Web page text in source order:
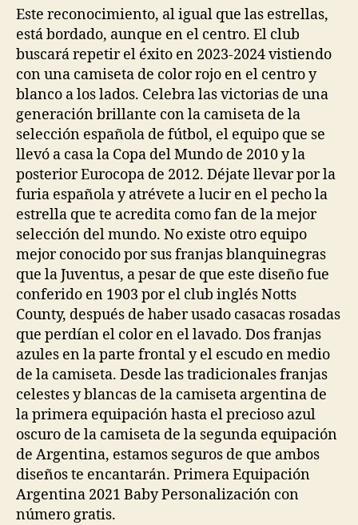
entrada
entrada
Este reconocimiento, al igual que las estrellas,
está bordado, aunque en el centro. El club
buscará repetir el éxito en 2023-2024 vistiendo
con una camiseta de color rojo en el centro y
blanco a los lados. Celebra las victorias de una
generación brillante con la camiseta de la
selección española de fútbol, el equipo que se
llevó a casa la Copa del Mundo de 2010 y la
posterior Eurocopa de 2012. Déjate llevar por la
furia española y atrévete a lucir en el pecho la
estrella que te acredita como fan de la mejor
selección del mundo. No existe otro equipo
mejor conocido por sus franjas blanquinegras
que la Juventus, a pesar de que este diseño fue
conferido en 1903 por el club inglés Notts
County, después de haber usado casacas rosadas
que perdían el color en el lavado. Dos franjas
azules en la parte frontal y el escudo en medio
de la camiseta. Desde las tradicionales franjas
celestes y blancas de la camiseta argentina de
la primera equipación hasta el precioso azul
oscuro de la camiseta de la segunda equipación
de Argentina, estamos seguros de que ambos
diseños te encantarán. Primera Equipación
Argentina 2021 Baby Personalización con
número gratis.